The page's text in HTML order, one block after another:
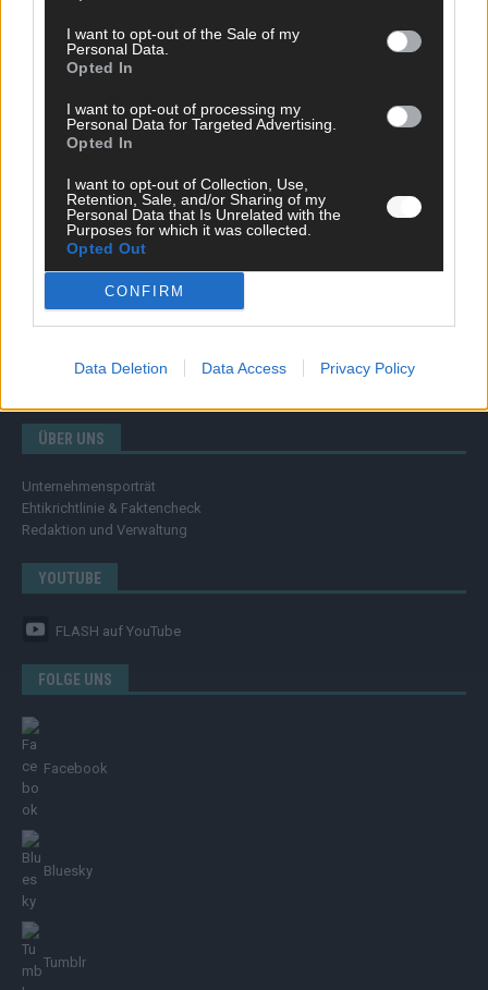
I want to opt-out of the Sale of my
Personal Data.
Opted In
I want to opt-out of processing my
Personal Data for Targeted Advertising.
Opted In
I want to opt-out of Collection, Use,
Retention, Sale, and/or Sharing of my
Personal Data that Is Unrelated with the
Purposes for which it was collected.
Opted Out
CONFIRM
Data Deletion Data Access Privacy Policy
SCHNELL ZUM RESSORT
Nachrichten
Ratgeber
Wissen
Kommentar
Streams & Storys
ÜBER UNS
Unternehmensporträt
Ehtikrichtlinie & Faktencheck
Redaktion und Verwaltung
YOUTUBE
FLASH auf YouTube
FOLGE UNS
Facebook
Bluesky
Tumblr